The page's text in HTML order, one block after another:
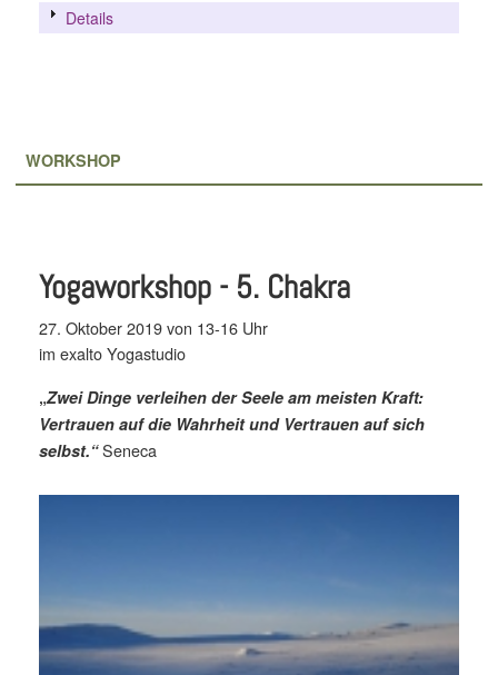
Details
WORKSHOP
Yogaworkshop - 5. Chakra
27. Oktober 2019 von 13-16 Uhr
im exalto Yogastudio
„Zwei Dinge verleihen der Seele am meisten Kraft:
Vertrauen auf die Wahrheit und Vertrauen auf sich
selbst.“Seneca